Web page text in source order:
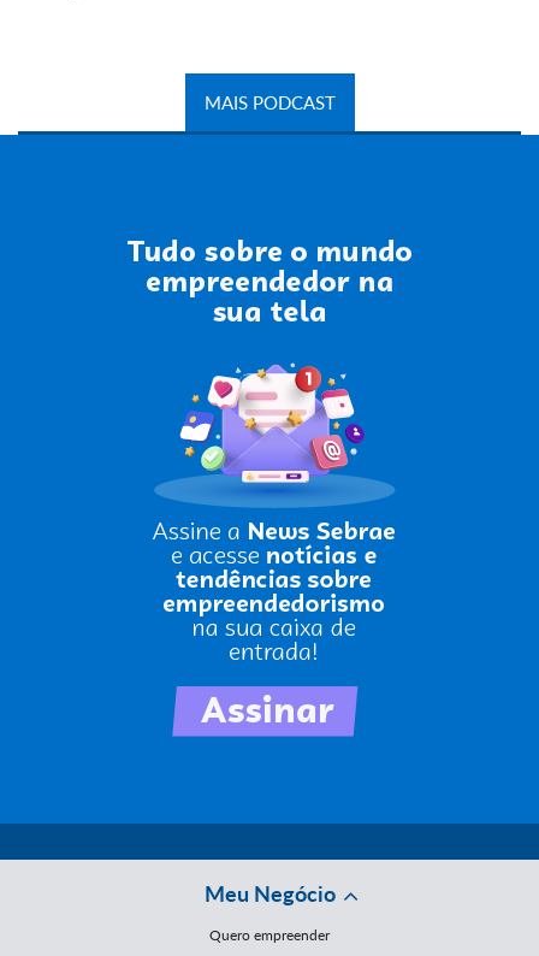
MAIS PODCAST
Meu Negócio
Quero empreender